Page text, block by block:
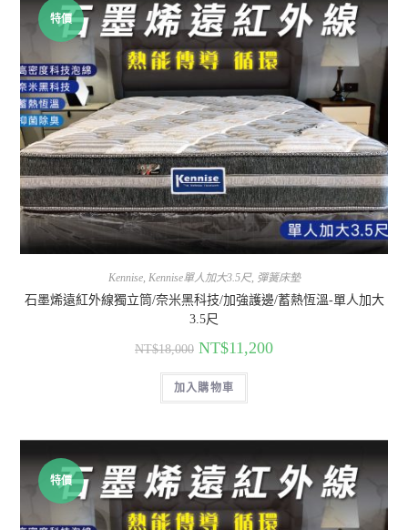
特價
Kennise, Kennise單人加大3.5尺, 彈簧床墊
石墨烯遠紅外線獨立筒/奈米黑科技/加強護邊/蓄熱恆溫-單人加大
3.5尺
NT$18,000 NT$11,200
加入購物車
特價